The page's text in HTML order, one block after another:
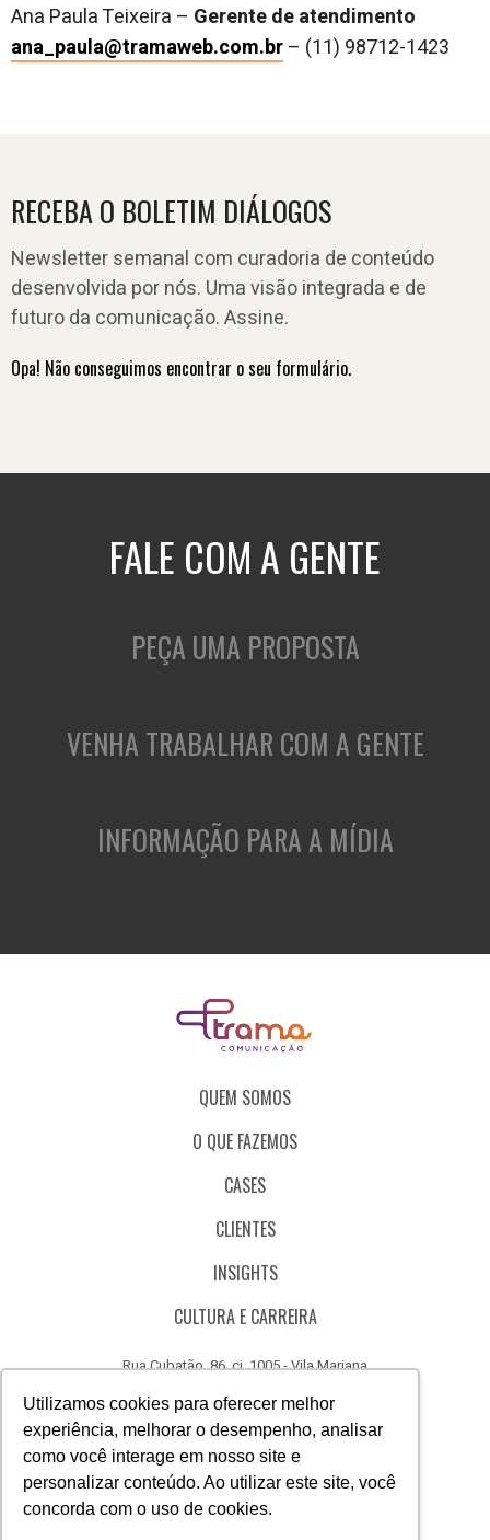
Utilizamos cookies para oferecer melhor
experiência, melhorar o desempenho, analisar
como você interage em nosso site e
personalizar conteúdo. Ao utilizar este site, você
concorda com o uso de cookies.
Ana Paula Teixeira – Gerente de atendimento
ana_paula@tramaweb.com.br– (11) 98712-1423
RECEBA O BOLETIM DIÁLOGOS
Newsletter semanal com curadoria de conteúdo
desenvolvida por nós. Uma visão integrada e de
futuro da comunicação. Assine.
Opa! Não conseguimos encontrar o seu formulário.
FALE COM A GENTE
PEÇA UMA PROPOSTA
VENHA TRABALHAR COM A GENTE
INFORMAÇÃO PARA A MÍDIA
QUEM SOMOS
O QUE FAZEMOS
CASES
CLIENTES
INSIGHTS
CULTURA E CARREIRA
Rua Cubatão, 86, cj. 1005 - Vila Mariana
CÓDIGO DE ÉTICA
CANAL DE DENÚNCIAS